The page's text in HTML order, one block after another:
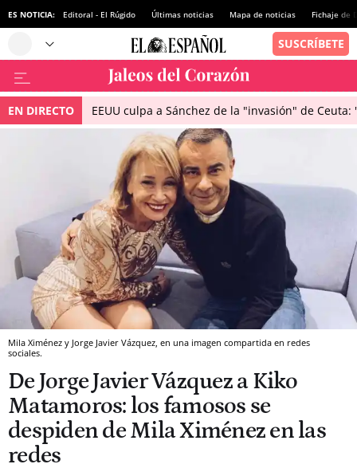
ES NOTICIA: Editoral - El Rúgido Últimas noticias Mapa de noticias Fichaje de
EN DIRECTO EEUU culpa a Sánchez de la "invasión" de
Mila Ximénez y Jorge Javier Vázquez, en una imagen compartida en redes
sociales.
De Jorge Javier Vázquez a Kiko
Matamoros: los famosos se
despiden de Mila Ximénez en las
redes